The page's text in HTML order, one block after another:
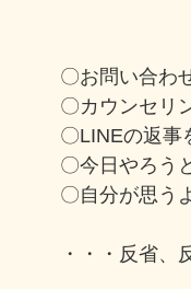
〇お問い合わ
〇カウンセリ
〇LINEの返事
〇今日やろう
〇自分が思う
・・・反省、